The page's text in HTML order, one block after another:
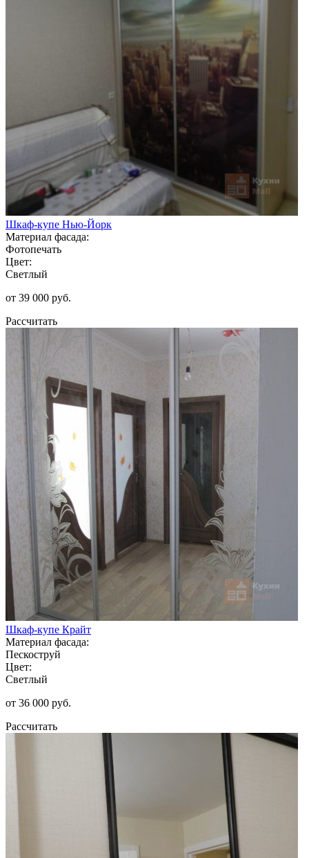
Шкаф-купе Нью-Йорк
Материал фасада:
Фотопечать
Цвет:
Светлый
от 39 000 руб.
Рассчитать
Шкаф-купе Крайт
Материал фасада:
Пескоструй
Цвет:
Светлый
от 36 000 руб.
Рассчитать